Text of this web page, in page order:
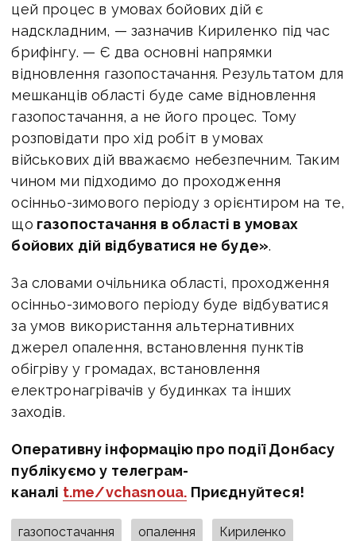
цей процес в умовах бойових дій є
надскладним, — зазначив Кириленко під час
брифінгу. — Є два основні напрямки
відновлення газопостачання. Результатом для
мешканців області буде саме відновлення
газопостачання, а не його процес. Тому
розповідати про хід робіт в умовах
військових дій вважаємо небезпечним. Таким
чином ми підходимо до проходження
осінньо-зимового періоду з орієнтиром на те,
що газопостачання в області в умовах
бойових дій відбуватися не буде».
За словами очільника області, проходження
осінньо-зимового періоду буде відбуватися
за умов використання альтернативних
джерел опалення, встановлення пунктів
обігріву у громадах, встановлення
електронагрівачів у будинках та інших
заходів.
Оперативну інформацію про події Донбасу
публікуємо у телеграм-
каналі t.me/vchasnoua. Приєднуйтеся!
газопостачання опалення Кириленко